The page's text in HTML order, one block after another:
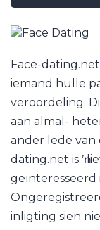
Face-
iemand hulle
veroordeling.
aan almal-
ander lede van
dating.net is ŉ
geïnteresseerd
inligting sien